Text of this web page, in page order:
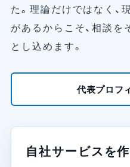
た。理論だけではなく、
があるからこそ、相談を
とし込めます。
代表プロフ
自社サービスを